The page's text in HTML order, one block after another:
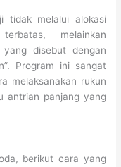
tidak melalui alokasi
melainkan
yang disebut dengan
Program ini sangat
melaksanakan rukun
antrian panjang yang
berikut cara yang